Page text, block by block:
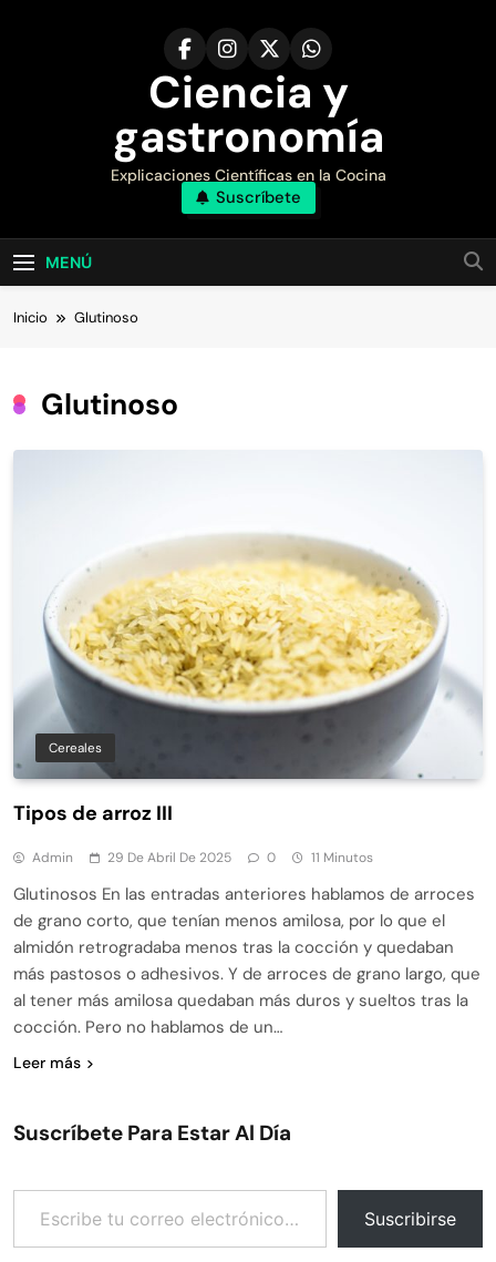
Ciencia y
gastronomía
Explicaciones Científicas en la Cocina
Suscríbete
MENÚ
Inicio Glutinoso
Glutinoso
Cereales
Tipos de arroz III
Admin 29 De Abril De 2025 0 11 Minutos
Glutinosos En las entradas anteriores hablamos de arroces
de grano corto, que tenían menos amilosa, por lo que el
almidón retrogradaba menos tras la cocción y quedaban
más pastosos o adhesivos. Y de arroces de grano largo, que
al tener más amilosa quedaban más duros y sueltos tras la
cocción. Pero no hablamos de un…
Leer más
Suscríbete Para Estar Al Día
Escribe tu correo electrónico…
Suscribirse